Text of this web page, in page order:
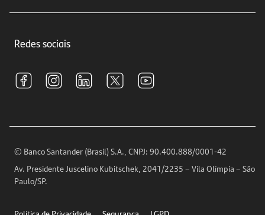
Crédito e Financiamentos
Investimentos
Relações com Investidores
Central de Renegociação
S.A.C
Encontre nossas agências
Horários de Atendimento
Telefones
Redes sociais
© Banco Santander (Brasil) S.A., CNPJ: 90.400.888/0001-42
Av. Presidente Juscelino Kubitschek, 2041/2235 – Vila Olímpia – São
Paulo/SP.